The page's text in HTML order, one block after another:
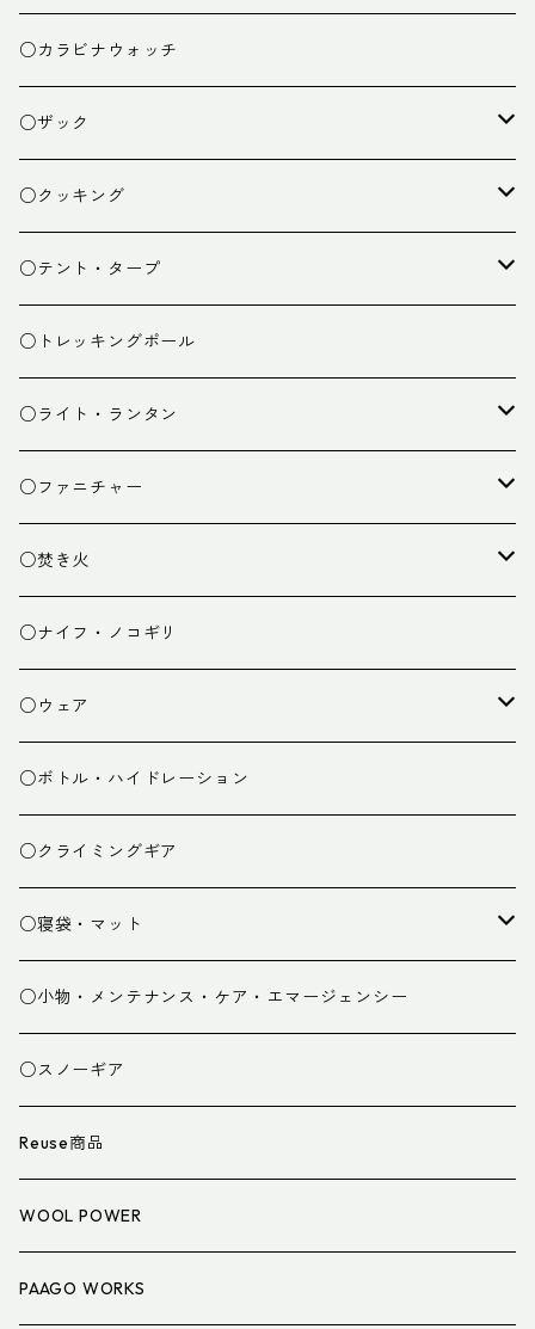
○カラビナウォッチ
○ザック
ザック
スタッフバッグ
ザック小物
○クッキング
クッカー
バーナー
カトラリー
クッキング小物
○テント・タープ
テント
タープ
ペグ・ハンマー・小物
○トレッキングポール
○ライト・ランタン
ライト
ランタン
○ファニチャー
テーブル
チェア
○焚き火
焚き火台
焚き火小物
○ナイフ・ノコギリ
○ウェア
ミドルレイヤー
ベースレイヤー
パンツ
グローブ
スパッツ・ゲイター
衣類小物
アイウェア
○ボトル・ハイドレーション
○クライミングギア
○寝袋・マット
寝袋
マット
寝具小物
○小物・メンテナンス・ケア・エマージェンシー
○スノーギア
Reuse商品
WOOL POWER
PAAGO WORKS